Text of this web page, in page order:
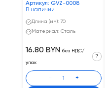
Артикул: GVZ-0008
В наличии
Длина (мм): 70
Материал: Сталь
16.80 BYN без НДС/
упак
?
- +